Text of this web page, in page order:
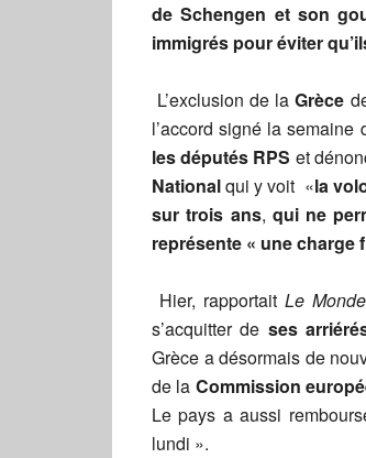
de Schengen et son
immigrés pour éviter
L’exclusion de laGrèce
l’accord signé la semaine
les députés RPS et
Nationalqui y voit «la
sur trois ans, qui ne
représente « une
Hier, rapportait Le Monde
s’acquitter de ses
Grèce a désormais de
de la Commission
Le pays a aussi
lundi ».